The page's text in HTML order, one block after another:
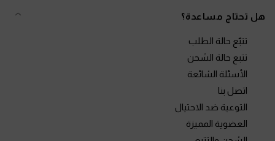
هل تحتاج مساعدة؟
تتبّع حالة الطلب
تتبع حالة الشحن
الأسئلة الشائعة
اتصل بنا
التوعية ضد الاحتيال
العضوية المميزة